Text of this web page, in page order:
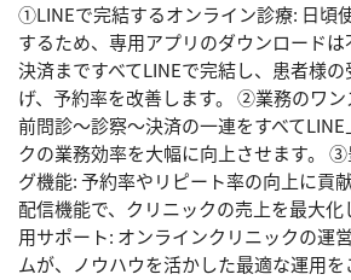
①LINEで完結するオンライン診療: 日頃
するため、専用アプリのダウンロード
決済まですべてLINEで完結し、患者様
げ、予約率を改善します。 ②業務のワ
前問診〜診察〜決済の一連をすべて
クの業務効率を大幅に向上させます。
グ機能: 予約率やリピート率の向上に貢
配信機能で、クリニックの売上を最大
用サポート: オンラインクリニックの運
ムが、ノウハウを活かした最適な運用を